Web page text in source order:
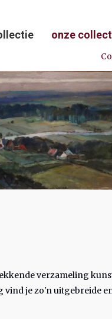
onze
verzameling
je zo'n uitgebreide